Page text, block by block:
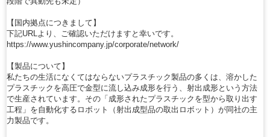
【国内拠点につきまして】
下記URLより、ご確認いただけますと幸いです。
https://www.yushincompany.jp/corporate/network/
【製品について】
私たちの生活になくてはならないプラスチック製品の多くは、溶かした
プラスチックを高圧で金型に流し込み成形を行う、射出成形という方法
で生産されています。その「成形されたプラスチックを型から取り出す
工程」を自動化するロボット（射出成型品の取出ロボット）が同社の主
力製品です。